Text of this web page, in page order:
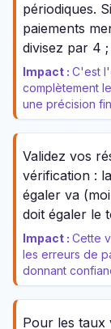
périodiques.
paiements
divisez par 4
Impact : C'est
complètement
une précision
Validez vos
vérification :
égaler va
doit égaler le
Impact : Cette
les erreurs de
donnant
Pour les taux